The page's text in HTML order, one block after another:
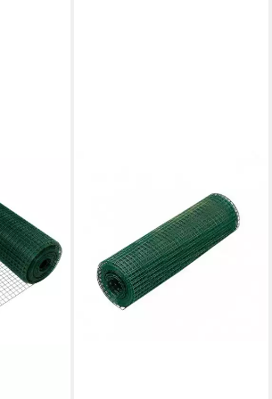
Garten, Tiergehege oder
Pflanzen, 500 x 19 x 0,8 mm
12,95 € UVP17,95 €
-28%
lieferbar - in 4-5 Werktagen bei dir